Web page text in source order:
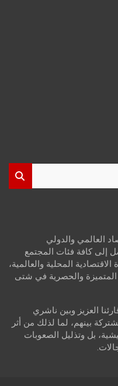
العالمي والدولي
إلى كافة فئات المجتمع
المحلية والعالمية،
المتميزة والحصرية في شتى
العزيز وبين ناشري
بينهم، لما لذلك من أثر
بل وتذليل الصعوبات